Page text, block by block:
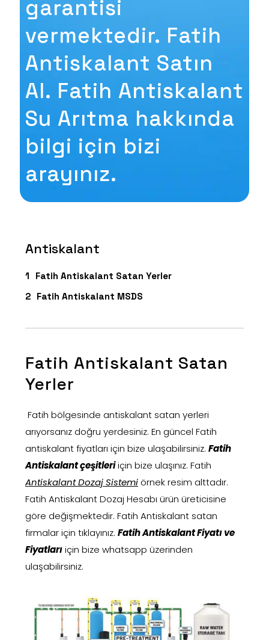
garantisi
vermektedir. Fatih
Antiskalant Satın
Al. Fatih Antiskalant
Su Arıtma hakkında
bilgi için bizi
arayınız.
Antiskalant
Fatih Antiskalant Satan Yerler
Fatih Antiskalant MSDS
Fatih Antiskalant Satan
Yerler
Fatih bölgesinde antiskalant satan yerleri
arıyorsanız doğru yerdesiniz. En güncel Fatih
antiskalant fiyatları için bize ulaşabilirsiniz. Fatih
Antiskalant çeşitleriiçin bize ulaşınız. Fatih
Antiskalant Dozaj Sistemiörnek resim alttadır.
Fatih Antiskalant Dozaj Hesabı ürün üreticisine
göre değişmektedir. Fatih Antiskalant satan
firmalar için tıklayınız. Fatih Antiskalant Fiyatı ve
Fiyatlarıiçin bize whatsapp üzerinden
ulaşabilirsiniz.